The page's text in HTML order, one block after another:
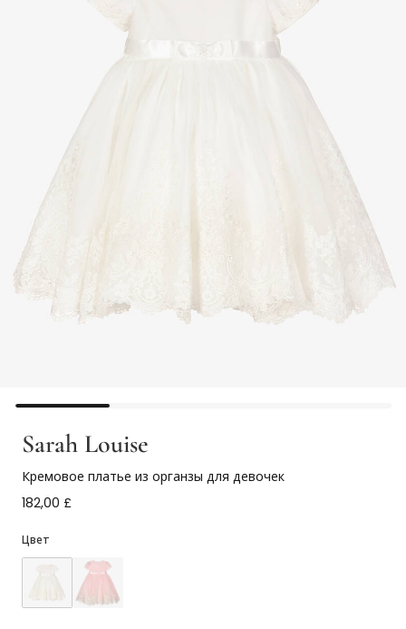
Sarah Louise
Кремовое платье из органзы для девочек
182,00 £
Цвет